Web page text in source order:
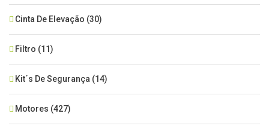
Cinta De Elevação (30)
Filtro (11)
Kit´s De Segurança (14)
Motores (427)